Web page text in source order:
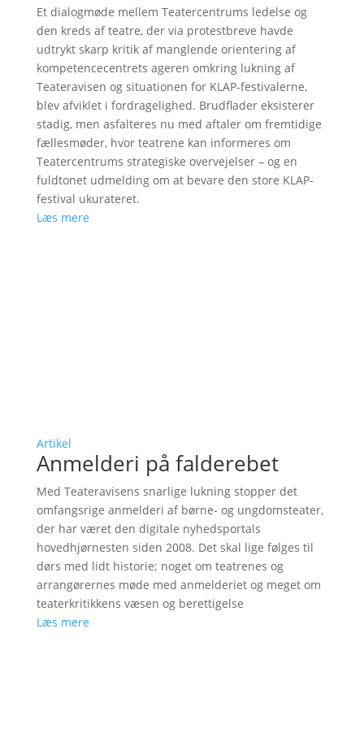
Et dialogmøde mellem Teatercentrums ledelse og
den kreds af teatre, der via protestbreve havde
udtrykt skarp kritik af manglende orientering af
kompetencecentrets ageren omkring lukning af
Teateravisen og situationen for KLAP-festivalerne,
blev afviklet i fordragelighed. Brudflader eksisterer
stadig, men asfalteres nu med aftaler om fremtidige
fællesmøder, hvor teatrene kan informeres om
Teatercentrums strategiske overvejelser – og en
fuldtonet udmelding om at bevare den store KLAP-
festival ukurateret.
Læs mere
Artikel
Anmelderi på falderebet
Med Teateravisens snarlige lukning stopper det
omfangsrige anmelderi af børne- og ungdomsteater,
der har været den digitale nyhedsportals
hovedhjørnesten siden 2008. Det skal lige følges til
dørs med lidt historie; noget om teatrenes og
arrangørernes møde med anmelderiet og meget om
teaterkritikkens væsen og berettigelse
Læs mere